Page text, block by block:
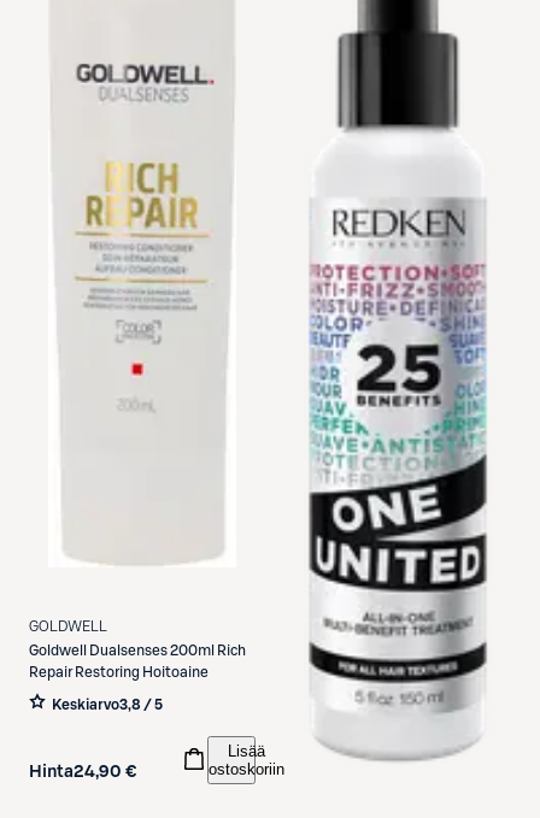
GOLDWELL
Goldwell
Dualsenses 200ml Rich
Repair Restoring Hoitoaine
Keskiarvo3,8 / 5
Hinta24,90 €
Lisää
ostoskoriin